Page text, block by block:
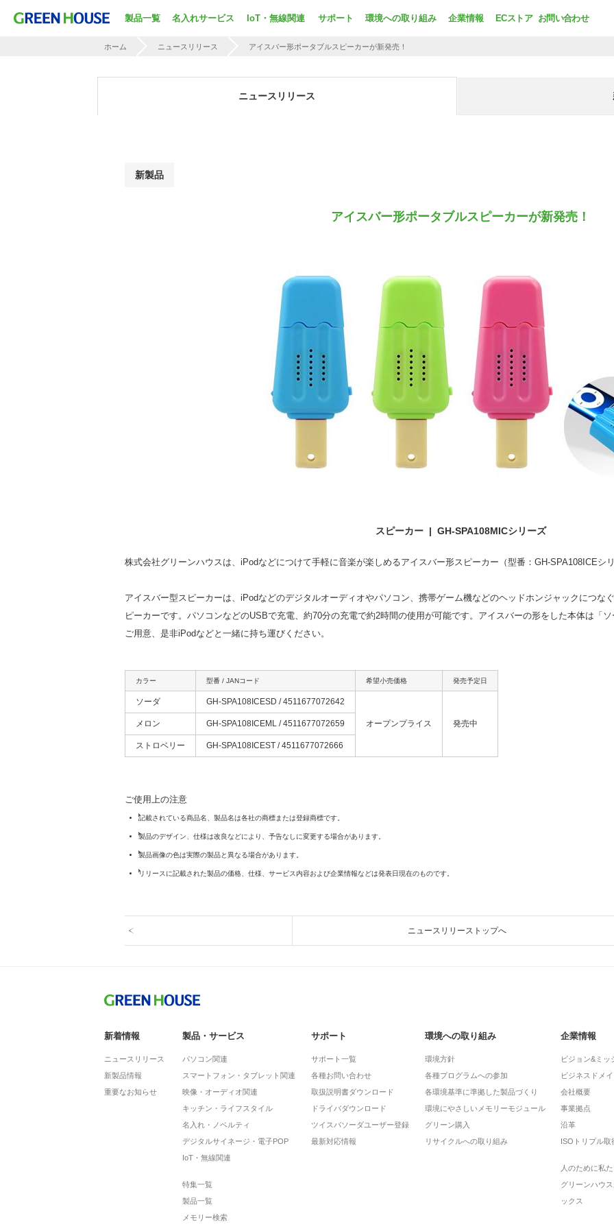
製品一覧 名入れサービス IoT・無線関連 サポート 環境への取り組み 企業情報 ECストア お問い合わせ
ホーム ニュースリリース アイスバー形ポータブルスピーカーが新発売！
ニュースリリース
新製品
アイスバー形ポータブルスピーカーが新発売！
スピーカー | GH-SPA108MICシリーズ
株式会社グリーンハウスは、iPodなどにつけて手軽に音楽が楽しめるアイスバー形スピーカー（型番：GH-SPA108ICEシ
アイスバー型スピーカーは、iPodなどのデジタルオーディオやパソコン、携帯ゲーム機などのヘッドホンジャックにつな
ピーカーです。パソコンなどのUSBで充電、約70分の充電で約2時間の使用が可能です。アイスバーの形をした本体は「
ご用意、是非iPodなどと一緒に持ち運びください。
カラー 型番 / JANコード 希望小売価格 発売予定日
ソーダ GH-SPA108ICESD / 4511677072642
オープンプライス 発売中
メロン GH-SPA108ICEML / 4511677072659
ストロベリー GH-SPA108ICEST / 4511677072666
ご使用上の注意
記載されている商品名、製品名は各社の商標または登録商標です。
製品のデザイン、仕様は改良などにより、予告なしに変更する場合があります。
製品画像の色は実際の製品と異なる場合があります。
リリースに記載された製品の価格、仕様、サービス内容および企業情報などは発表日現在のものです。
ニュースリリーストップへ
新着情報
ニュースリリース
新製品情報
重要なお知らせ
製品・サービス
パソコン関連
スマートフォン・タブレット関連
映像・オーディオ関連
キッチン・ライフスタイル
名入れ・ノベルティ
デジタルサイネージ・電子POP
IoT・無線関連
特集一覧
製品一覧
メモリー検索
サポート
サポート一覧
各種お問い合わせ
取扱説明書ダウンロード
ドライバダウンロード
ツイスパソーダユーザー登録
最新対応情報
環境への取り組み
環境方針
各種プログラムへの参加
各環境基準に準拠した製品づくり
環境にやさしいメモリーモジュール
グリーン購入
リサイクルへの取り組み
企業情報
ビジョン&ミッ
ビジネスドメ
会社概要
事業拠点
沿革
ISOトリプル取
人のために私
グリーンハウ
ックス